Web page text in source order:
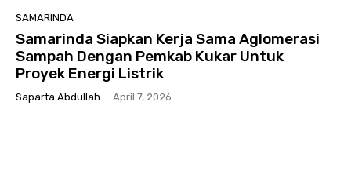
SAMARINDA
Samarinda Siapkan Kerja Sama Aglomerasi
Sampah Dengan Pemkab Kukar Untuk
Proyek Energi Listrik
Saparta Abdullah - April 7, 2026